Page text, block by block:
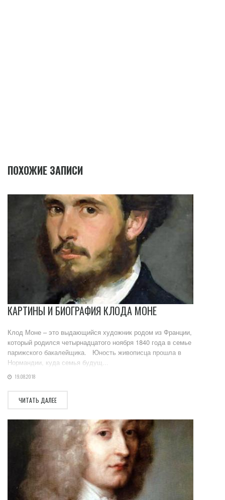
ПОХОЖИЕ ЗАПИСИ
КАРТИНЫ И БИОГРАФИЯ КЛОДА МОНЕ
Клод Моне – это выдающийся художник родом из Франции,
который родился четырнадцатого ноября 1840 года в семье
парижского бакалейщика. Юность живописца прошла в
Нормандии, куда семья будущ...
19.08.2018
ЧИТАТЬ ДАЛЕЕ